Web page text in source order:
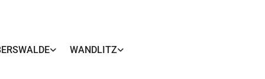
WANDLITZ